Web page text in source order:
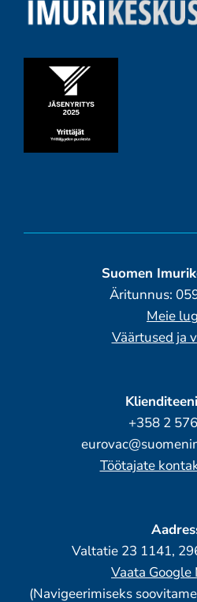
Suomen
Äritunnus:
Meie
Väärtused ja
+358 2
Töötajate
Valtatie 23 1141,
Vaata Google
(Navigeerimiseks